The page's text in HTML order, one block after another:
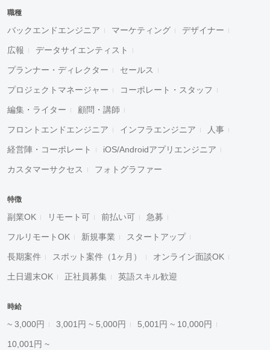
職種
バックエンドエンジニア マーケティング デザイナー
広報 データサイエンティスト
プランナー・ディレクター セールス
プロジェクトマネージャー コーポレート・スタッフ
編集・ライター 顧問・講師
フロントエンドエンジニア インフラエンジニア 人事
経営陣・コーポレート iOS/Androidアプリエンジニア
カスタマーサクセス フォトグラファー
特徴
副業OK リモート可 前払い可 急募
フルリモートOK 新規事業 スタートアップ
長期案件 スポット案件（1ヶ月） オンライン面談OK
土日週末OK 正社員募集 英語スキル歓迎
時給
~ 3,000円 3,001円 ~ 5,000円 5,001円 ~ 10,000円
10,001円 ~